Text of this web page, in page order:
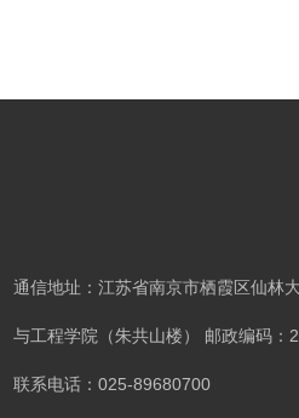
通信地址：江苏省南京市栖霞区仙林
与工程学院（朱共山楼） 邮政编码：
联系电话：025-89680700